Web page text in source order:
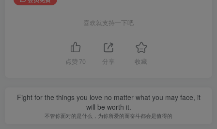
喜欢就支持一下吧
点赞 70 分享 收藏
Fight for the things you love no matter what you may face, it
will be worth it.
不管你面对的是什么，为你所爱的而奋斗都会是值得的